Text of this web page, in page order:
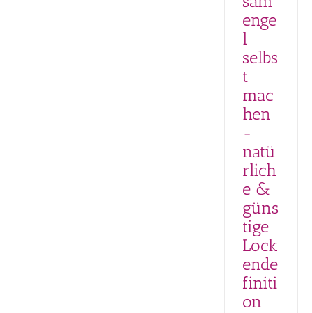
enge
l
selbs
t
mac
hen
-
natü
rlich
e &
güns
tige
Lock
ende
finiti
on